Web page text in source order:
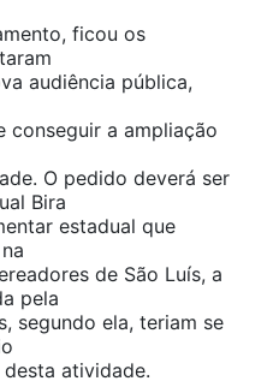
ficou os
audiência pública,
conseguir a ampliação
O pedido deverá ser
Bira
estadual que
de São Luís, a
pela
segundo ela, teriam se
atividade.​